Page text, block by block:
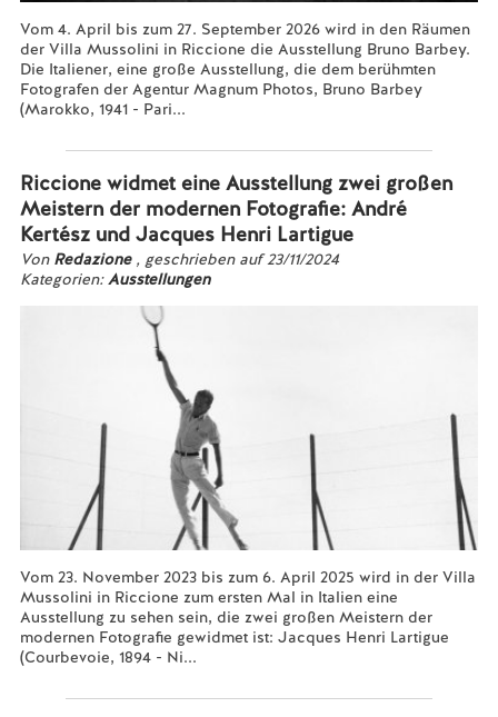
Vom 4. April bis zum 27. September 2026 wird in den Räumen
der Villa Mussolini in Riccione die Ausstellung Bruno Barbey.
Die Italiener, eine große Ausstellung, die dem berühmten
Fotografen der Agentur Magnum Photos, Bruno Barbey
(Marokko, 1941 - Pari...
Riccione widmet eine Ausstellung zwei großen
Meistern der modernen Fotografie: André
Kertész und Jacques Henri Lartigue
Von Redazione , geschrieben auf 23/11/2024
Kategorien:Ausstellungen
Vom 23. November 2023 bis zum 6. April 2025 wird in der Villa
Mussolini in Riccione zum ersten Mal in Italien eine
Ausstellung zu sehen sein, die zwei großen Meistern der
modernen Fotografie gewidmet ist: Jacques Henri Lartigue
(Courbevoie, 1894 - Ni...